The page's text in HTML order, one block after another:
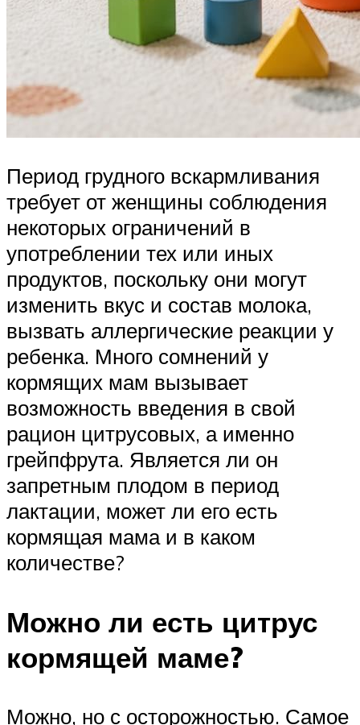
Период грудного вскармливания
требует от женщины соблюдения
некоторых ограничений в
употреблении тех или иных
продуктов, поскольку они могут
изменить вкус и состав молока,
вызвать аллергические реакции у
ребенка. Много сомнений у
кормящих мам вызывает
возможность введения в свой
рацион цитрусовых, а именно
грейпфрута. Является ли он
запретным плодом в период
лактации, может ли его есть
кормящая мама и в каком
количестве?
Можно ли есть цитрус
кормящей маме?
Можно, но с осторожностью. Самое